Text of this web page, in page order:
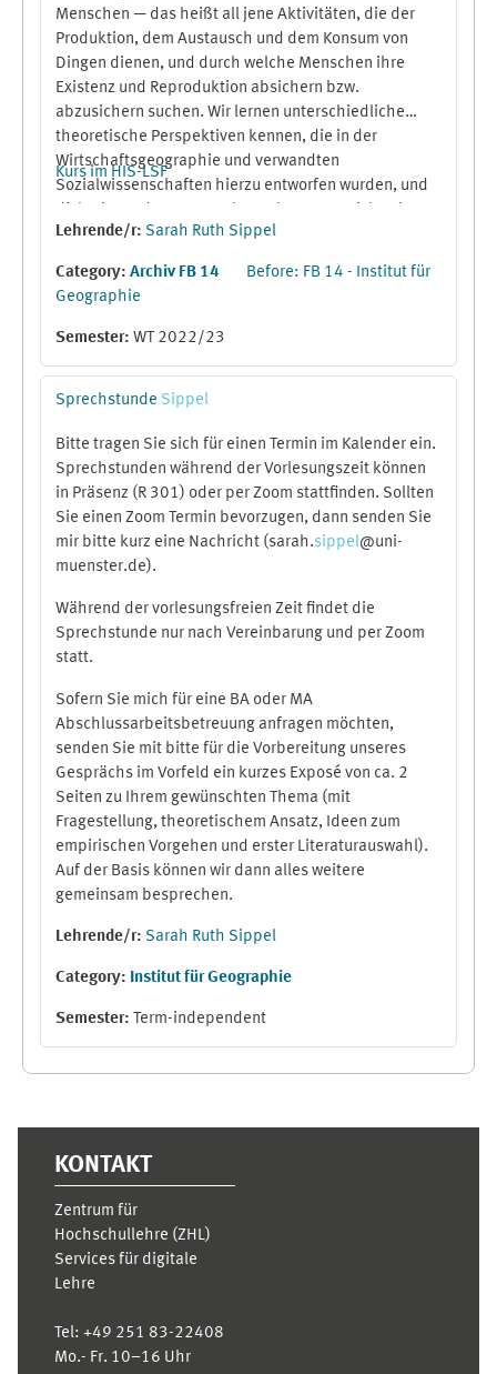
Menschen — das heißt all jene Aktivitäten, die der
Produktion, dem Austausch und dem Konsum von
Dingen dienen, und durch welche Menschen ihre
Existenz und Reproduktion absichern bzw.
abzusichern suchen. Wir lernen unterschiedliche
theoretische Perspektiven kennen, die in der
Wirtschaftsgeographie und verwandten
Sozialwissenschaften hierzu entworfen wurden, und
und Erklärungsgehalt.
hinweg begleiten werden, sind: Auf welche Weise
handeln Akteur:innen, wenn sie wirtschaftlich
handeln, und welche Faktoren beeinflussen dieses
theoretischen Perspektiven zugrunde? Wie
beeinflussen Räume wirtschaftliches Handeln, und
werden wiederum im Kontext wirtschaftlichen
Handelns (re-)produziert?
Die Vorlesung geht jeweils von zentralen Begriffen
aus, stellt Theorieansätze vor und diskutiert diese
dann anhand von Fallbeispielen aus
unterschiedlichen regionalen Kontexten.
Kurs im HIS-LSF
Lehrende/r: Sarah Ruth Sippel
Category: Archiv FB 14
Before: FB 14 - Institut für
Geographie
Semester: WT 2022/23
Sprechstunde Sippel
Bitte tragen Sie sich für einen Termin im Kalender ein.
Sprechstunden während der Vorlesungszeit können
in Präsenz (R 301) oder per Zoom stattfinden. Sollten
Sie einen Zoom Termin bevorzugen, dann senden Sie
mir bitte kurz eine Nachricht (sarah.sippel@uni-
muenster.de).
Während der vorlesungsfreien Zeit findet die
Sprechstunde nur nach Vereinbarung und per Zoom
statt.
Sofern Sie mich für eine BA oder MA
Abschlussarbeitsbetreuung anfragen möchten,
senden Sie mit bitte für die Vorbereitung unseres
Gesprächs im Vorfeld ein kurzes Exposé von ca. 2
Seiten zu Ihrem gewünschten Thema (mit
Fragestellung, theoretischem Ansatz, Ideen zum
empirischen Vorgehen und erster Literaturauswahl).
Auf der Basis können wir dann alles weitere
gemeinsam besprechen.
Lehrende/r: Sarah Ruth Sippel
Category: Institut für Geographie
Semester: Term-independent
KONTAKT
Zentrum für
Hochschullehre (ZHL)
Services für digitale
Lehre
Tel: +49 251 83-22408
Mo.- Fr. 10–16 Uhr